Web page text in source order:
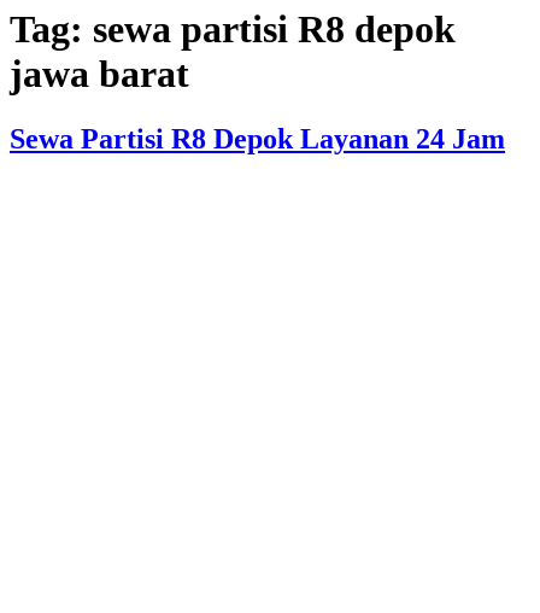
Tag: sewa partisi R8 depok
jawa barat
Sewa Partisi R8 Depok Layanan 24 Jam